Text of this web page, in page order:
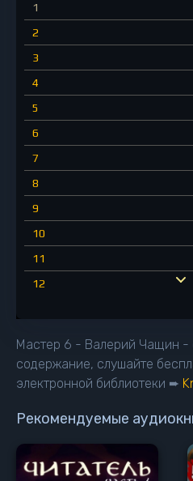
1
2
3
4
5
6
7
8
9
10
11
12
15
16
Мастер 6 - Валерий Чащин -
содержание, слушайте
электронной библиотеки ➨
Рекомендуемые